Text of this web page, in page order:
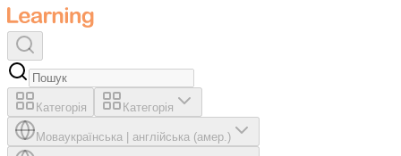
Категорія Категорія
Моваукраїнська англійська (амер.)